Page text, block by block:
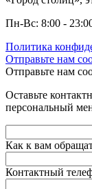
Пн-Вс: 8:00 -
Политика
Отправьте нам
Отправьте нам
Оставьте
персональный
Как к вам
Контактный